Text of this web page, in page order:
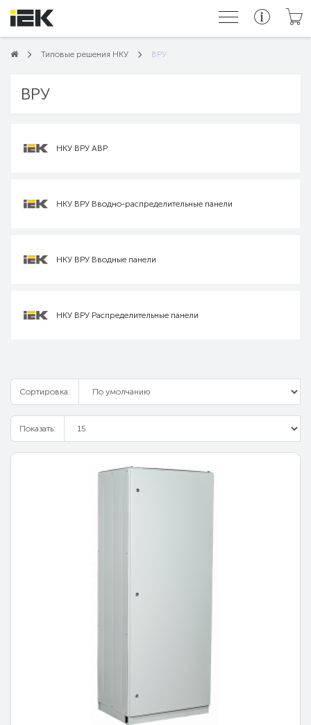
Типовые решения НКУ ВРУ
ВРУ
НКУ ВРУ АВР
НКУ ВРУ Вводно-распределительные панели
НКУ ВРУ Вводные панели
НКУ ВРУ Распределительные панели
Сортировка:
Показать: